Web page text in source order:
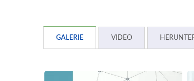
GALERIE VIDEO